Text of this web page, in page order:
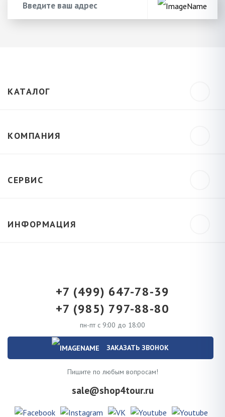
КАТАЛОГ
КОМПАНИЯ
СЕРВИС
ИНФОРМАЦИЯ
+7 (499) 647-78-39
+7 (985) 797-88-80
пн-пт с 9:00 до 18:00
ЗАКАЗАТЬ ЗВОНОК
Пишите по любым вопросам!
sale@shop4tour.ru